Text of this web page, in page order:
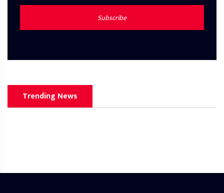
Subscribe
Trending News